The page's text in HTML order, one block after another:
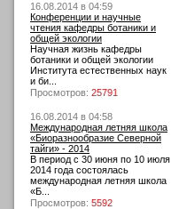
16.08.2014 в 04:59
Конференции и научные
чтения кафедры ботаники и
общей экологии
Научная жизнь кафедры
ботаники и общей экологии
Института естественных наук
и би...
Просмотров: 25791
16.08.2014 в 04:58
Международная летняя школа
«Биоразнообразие Северной
тайги» - 2014
В период с 30 июня по 10 июля
2014 года состоялась
международная летняя школа
«Б...
Просмотров: 5592